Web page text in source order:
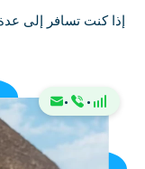
إذا كنت تسافر إلى عدة
·
·